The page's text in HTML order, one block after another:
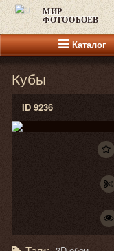
МИР
ФОТООБОЕВ
Каталог
Кубы
ID 9236